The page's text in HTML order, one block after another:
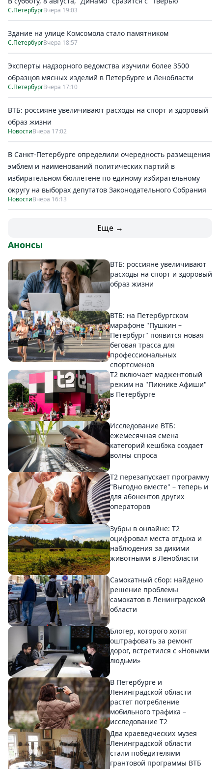
С.ПетербургВчера 19:03
Здание на улице Комсомола стало памятником
С.ПетербургВчера 18:57
Эксперты надзорного ведомства изучили более 3500
образцов мясных изделий в Петербурге и Ленобласти
С.ПетербургВчера 17:10
ВТБ: россияне увеличивают расходы на спорт и здоровый
образ жизни
НовостиВчера 17:02
В Санкт-Петербурге определили очередность размещения
эмблем и наименований политических партий в
избирательном бюллетене по единому избирательному
округу на выборах депутатов Законодательного Собрания
НовостиВчера 16:13
Еще →
Анонсы
ВТБ: россияне увеличивают
расходы на спорт и здоровый
образ жизни
ВТБ: на Петербургском
марафоне "Пушкин –
Петербург" появится новая
беговая трасса для
профессиональных
спортсменов
Т2 включает маджентовый
режим на "Пикнике Афиши"
в Петербурге
Исследование ВТБ:
ежемесячная смена
категорий кешбэка создает
волны спроса
Т2 перезапускает программу
"Выгодно вместе" – теперь и
для абонентов других
операторов
Зубры в онлайне: Т2
оцифровал места отдыха и
наблюдения за дикими
животными в Ленобласти
Самокатный сбор: найдено
решение проблемы
самокатов в Ленинградской
области
Блогер, которого хотят
оштрафовать за ремонт
дорог, встретился с «Новыми
людьми»
В Петербурге и
Ленинградской области
растет потребление
мобильного трафика –
исследование T2
Два краеведческих музея
Ленинградской области
стали победителями
грантовой программы ВТБ